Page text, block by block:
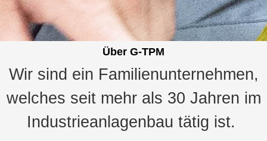
Über G-TPM
Wir sind ein Familienunternehmen,
welches seit mehr als 30 Jahren im
Industrieanlagenbau tätig ist.